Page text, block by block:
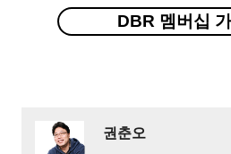
DBR 멤버십 가
권춘오